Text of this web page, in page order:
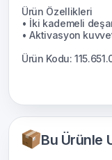
Bu Ürünle
Ürün Özellikleri
• İki kademeli
• Aktivasyon
Ürün Kodu: